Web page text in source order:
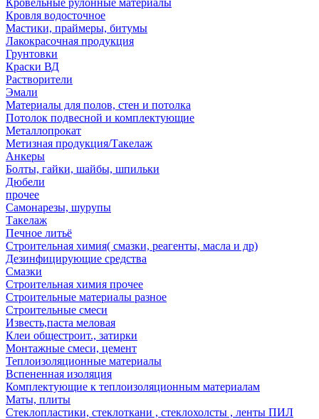
Кровельные рулонные материалы
Кровля водосточное
Мастики, праймеры, битумы
Лакокрасочная продукция
Грунтовки
Краски ВД
Растворители
Эмали
Материалы для полов, стен и потолка
Потолок подвесной и комплектующие
Металлопрокат
Метизная продукция/Такелаж
Анкеры
Болты, гайки, шайбы, шпильки
Дюбели
прочее
Самонарезы, шурупы
Такелаж
Печное литьё
Строительная химия( смазки, реагенты, масла и др)
Дезинфицирующие средства
Смазки
Строительная химия прочее
Строительные материалы разное
Строительные смеси
Известь,паста меловая
Клеи общестроит., затирки
Монтажные смеси, цемент
Теплоизоляционные материалы
Вспененная изоляция
Комплектующие к теплоизоляционным материалам
Маты, плиты
Стеклопластики, стеклоткани , стеклохолсты , ленты ПИЛ